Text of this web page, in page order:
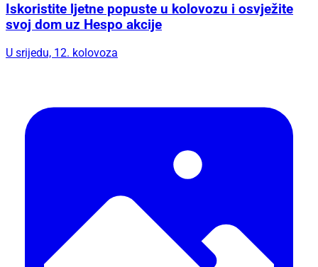
Iskoristite ljetne popuste u kolovozu i osvježite
svoj dom uz Hespo akcije
U srijedu, 12. kolovoza